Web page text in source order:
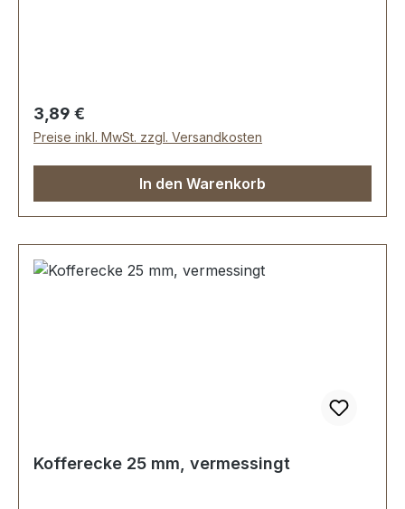
Regulärer Preis:
3,89 €
Preise inkl. MwSt. zzgl. Versandkosten
In den Warenkorb
Kofferecke 25 mm, vermessingt